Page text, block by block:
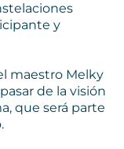
y
maestro Melky
de la visión
que será parte